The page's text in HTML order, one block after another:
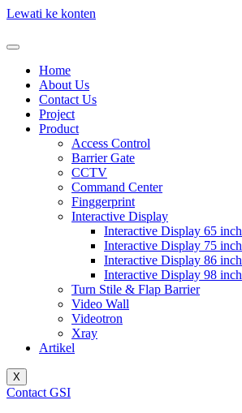
Lewati ke konten
Home
About Us
Contact Us
Project
Product
Access Control
Barrier Gate
CCTV
Command Center
Finggerprint
Interactive Display
Interactive Display 65 inch
Interactive Display 75 inch
Interactive Display 86 inch
Interactive Display 98 inch
Turn Stile & Flap Barrier
Video Wall
Videotron
Xray
Artikel
X
Contact GSI